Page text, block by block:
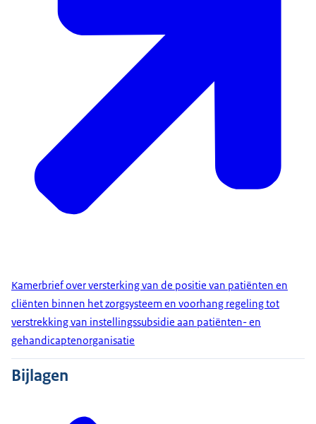
Kamerbrief over versterking van de positie van patiënten en
cliënten binnen het zorgsysteem en voorhang regeling tot
verstrekking van instellingssubsidie aan patiënten- en
gehandicaptenorganisatie
Bijlagen